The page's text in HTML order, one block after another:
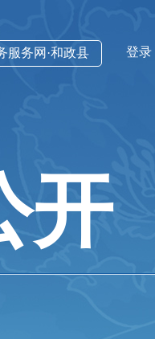
登录
服务网·和政县
开